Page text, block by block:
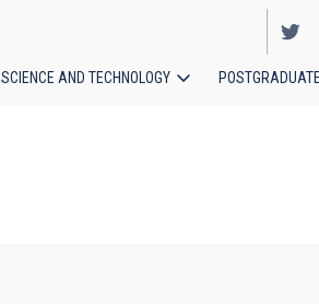
SCIENCE AND TECHNOLOGY